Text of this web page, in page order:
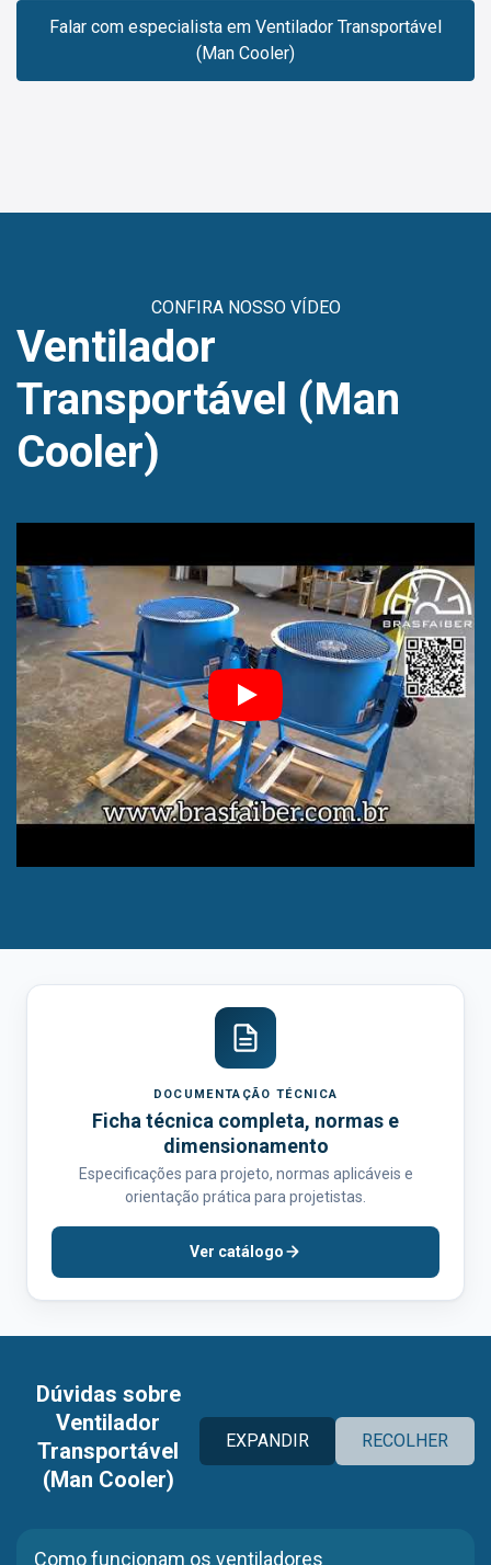
Falar com especialista em Ventilador Transportável
(Man Cooler)
CONFIRA NOSSO VÍDEO
Ventilador
Transportável (Man
Cooler)
DOCUMENTAÇÃO TÉCNICA
Ficha técnica completa, normas e
dimensionamento
Especificações para projeto, normas aplicáveis e
orientação prática para projetistas.
Ver catálogo
Dúvidas sobre
Ventilador
Transportável
(Man Cooler)
EXPANDIR RECOLHER
Como funcionam os ventiladores